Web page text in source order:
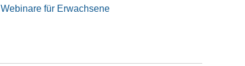
Webinare für Erwachsene